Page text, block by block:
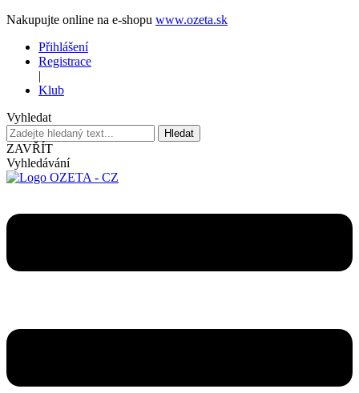
Nakupujte online na e-shopu www.ozeta.sk
Přihlášení
Registrace
|
Klub
Vyhledat
Hledat
ZAVŘÍT
Vyhledávání